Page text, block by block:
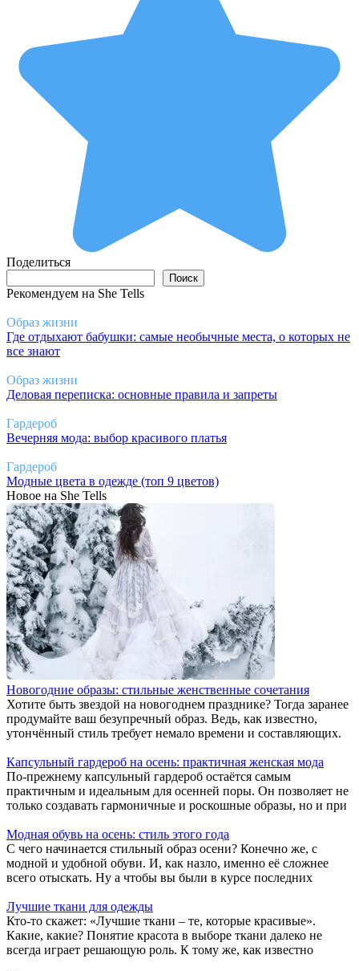
Поделиться
Поиск
Рекомендуем на She Tells
Образ жизни
Где отдыхают бабушки: самые необычные места, о которых не
все знают
Образ жизни
Деловая переписка: основные правила и запреты
Гардероб
Вечерняя мода: выбор красивого платья
Гардероб
Модные цвета в одежде (топ 9 цветов)
Новое на She Tells
Новогодние образы: стильные женственные сочетания
Хотите быть звездой на новогоднем празднике? Тогда заранее
продумайте ваш безупречный образ. Ведь, как известно,
утончённый стиль требует немало времени и составляющих.
Капсульный гардероб на осень: практичная женская мода
По-прежнему капсульный гардероб остаётся самым
практичным и идеальным для осенней поры. Он позволяет не
только создавать гармоничные и роскошные образы, но и при
Модная обувь на осень: стиль этого года
С чего начинается стильный образ осени? Конечно же, с
модной и удобной обуви. И, как назло, именно её сложнее
всего отыскать. Ну а чтобы вы были в курсе последних
Лучшие ткани для одежды
Кто-то скажет: «Лучшие ткани – те, которые красивые».
Какие, какие? Понятие красота в выборе ткани далеко не
всегда играет решающую роль. К тому же, как известно